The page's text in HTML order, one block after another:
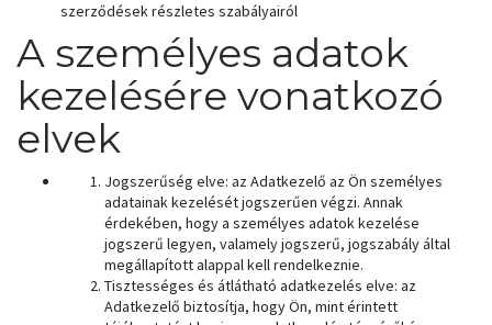
szerződések részletes szabályairól
A személyes adatok
kezelésére vonatkozó
elvek
Jogszerűség elve: az Adatkezelő az Ön személyes
adatainak kezelését jogszerűen végzi. Annak
érdekében, hogy a személyes adatok kezelése
jogszerű legyen, valamely jogszerű, jogszabály által
megállapított alappal kell rendelkeznie.
Tisztességes és átlátható adatkezelés elve: az
Adatkezelő biztosítja, hogy Ön, mint érintett